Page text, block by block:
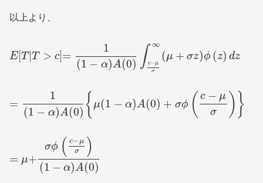
以上より、
E[T |T > c]=
1
(1 − α)A(0) ∫ ∞
c−μ
σ
(μ + σz)ϕ (z) dz
=
1
(1 − α)A(0) {μ(1 − α)A(0) + σϕ ( c − μ
σ
)}
= μ+
σϕ ( c−μ
σ
)
(1 − α) A(0)